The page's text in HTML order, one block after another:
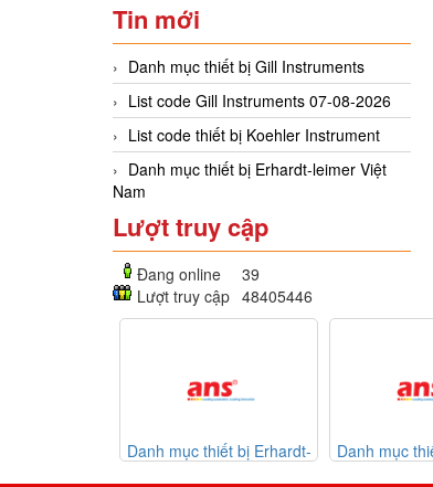
Tin mới
Danh mục thiết bị Gill Instruments
List code Gill Instruments 07-08-2026
List code thiết bị Koehler Instrument
Danh mục thiết bị Erhardt-leimer Việt
Nam
Lượt truy cập
Đang online
39
Lượt truy cập 48405446
Danh mục thiết bị Erhardt-
Danh mục